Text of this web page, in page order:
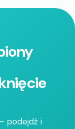
podejdź i